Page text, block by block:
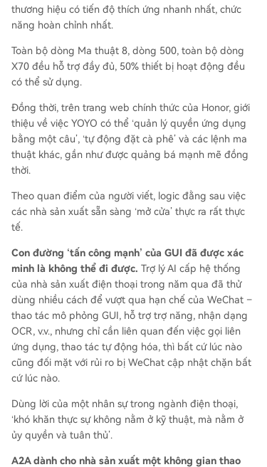
thương hiệu có tiến độ thích ứng nhanh nhất, chức
năng hoàn chỉnh nhất.
Toàn bộ dòng Ma thuật 8, dòng 500, toàn bộ dòng
X70 đều hỗ trợ đầy đủ, 50% thiết bị hoạt động đều
có thể sử dụng.
Đồng thời, trên trang web chính thức của Honor, giới
thiệu về việc YOYO có thể ‘quản lý quyền ứng dụng
bằng một câu’, ‘tự động đặt cà phê’ và các lệnh ma
thuật khác, gần như được quảng bá mạnh mẽ đồng
thời.
Theo quan điểm của người viết, logic đằng sau việc
các nhà sản xuất sẵn sàng ‘mở cửa’ thực ra rất thực
tế.
Con đường ‘tấn công mạnh’ của GUI đã được xác
minh là không thể đi được. Trợ lý AI cấp hệ thống
của nhà sản xuất điện thoại trong năm qua đã thử
dùng nhiều cách để vượt qua hạn chế của WeChat –
thao tác mô phỏng GUI, hỗ trợ trợ năng, nhận dạng
OCR, v.v., nhưng chỉ cần liên quan đến việc gọi liên
ứng dụng, thao tác tự động hóa, thì bất cứ lúc nào
cũng đối mặt với rủi ro bị WeChat cập nhật chặn bất
cứ lúc nào.
Dùng lời của một nhân sự trong ngành điện thoại,
‘khó khăn thực sự không nằm ở kỹ thuật, mà nằm ở
ủy quyền và tuân thủ’.
A2A dành cho nhà sản xuất một không gian thao